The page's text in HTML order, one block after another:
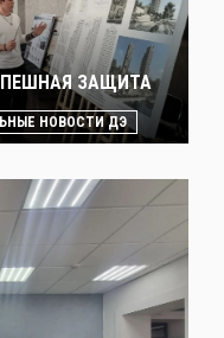
ЗАЩИТА
НОВОСТИ ДЭ